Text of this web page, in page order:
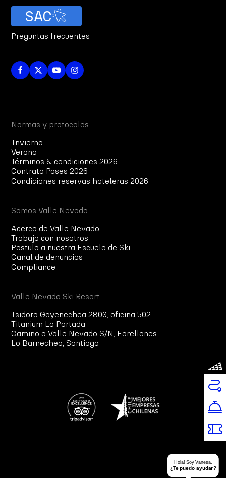
Hola! Soy Vanesa,
¿Te puedo ayudar?
SAC
Preguntas frecuentes
Normas y protocolos
Invierno
Verano
Términos & condiciones 2026
Contrato Pases 2026
Condiciones reservas hoteleras 2026
Somos Valle Nevado
Acerca de Valle Nevado
Trabaja con nosotros
Postula a nuestra Escuela de Ski
Canal de denuncias
Compliance
Valle Nevado Ski Resort
Isidora Goyenechea 2800, oficina 502
Titanium La Portada
Camino a Valle Nevado S/N, Farellones
Lo Barnechea, Santiago